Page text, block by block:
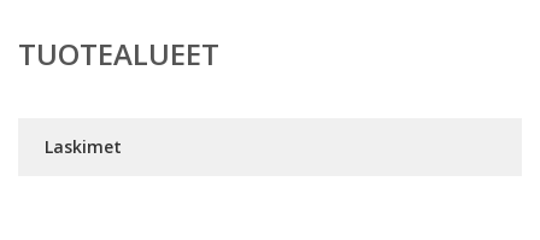
TUOTEALUEET
Laskimet